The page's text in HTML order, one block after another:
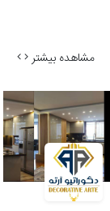
مشاهده بیشتر